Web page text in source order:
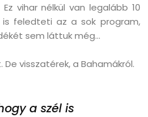
vihar nélkül van legalább 10
feledteti az a sok program,
sem láttuk még…
visszatérek, a Bahamákról.
a szél is